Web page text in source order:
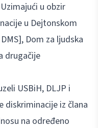
u obzir
u Dejtonskom
Dom za ljudska
drugačije
USBiH, DLJP i
diskriminacije iz člana
na određeno